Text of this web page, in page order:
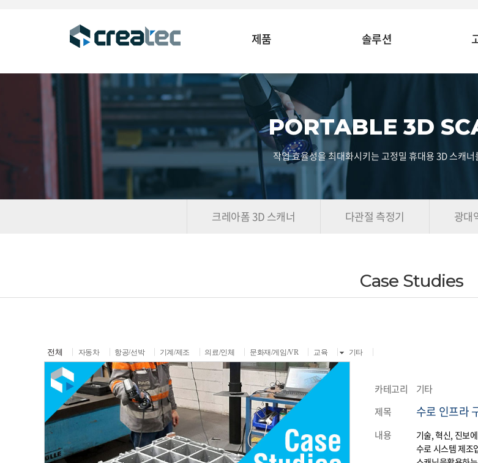
제품 솔루션
PORTABLE 3D
작업 효율성을 최대화시키는 고정밀 휴대용 3D 스캐
크레아폼 3D 스캐너 다관절 측정기 광대
Case Studies
전체 자동차 항공/선박 기계/제조 의료/인체 문화재/게임/VR 교육 기타
카테고리
기타
제목
수로 인프라
내용
기술, 혁신, 진보
수로 시스템 제조